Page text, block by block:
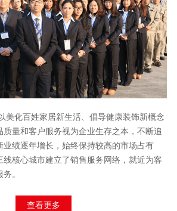
美化百姓家居新生活、倡导健康装饰新概念
质量和客户服务视为企业生存之本，不断追
业绩逐年增长，始终保持较高的市场占有
线核心城市建立了销售服务网络，就近为客
。
查看更多